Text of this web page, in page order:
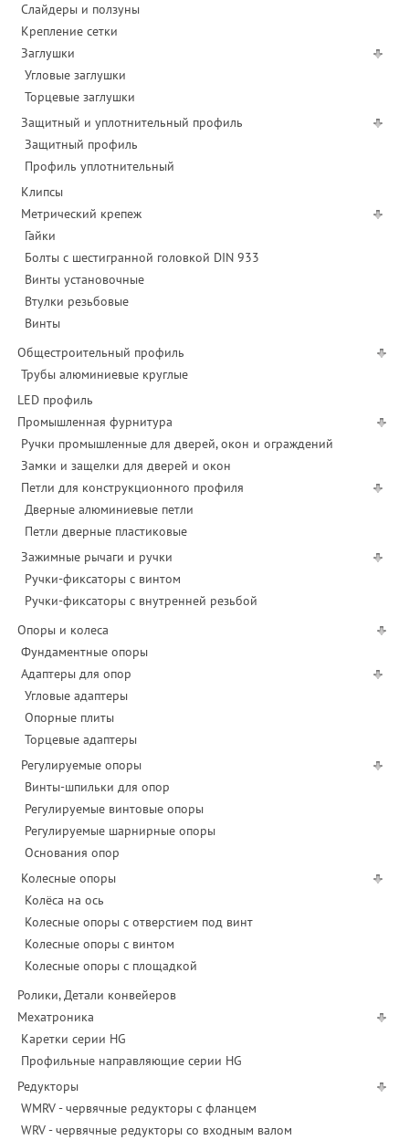
Слайдеры и ползуны
Крепление сетки
Заглушки
Угловые заглушки
Торцевые заглушки
Защитный и уплотнительный профиль
Защитный профиль
Профиль уплотнительный
Клипсы
Метрический крепеж
Гайки
Болты с шестигранной головкой DIN 933
Винты установочные
Втулки резьбовые
Винты
Общестроительный профиль
Трубы алюминиевые круглые
LED профиль
Промышленная фурнитура
Ручки промышленные для дверей, окон и ограждений
Замки и защелки для дверей и окон
Петли для конструкционного профиля
Дверные алюминиевые петли
Петли дверные пластиковые
Зажимные рычаги и ручки
Ручки-фиксаторы c винтом
Ручки-фиксаторы c внутренней резьбой
Опоры и колеса
Фундаментные опоры
Адаптеры для опор
Угловые адаптеры
Опорные плиты
Торцевые адаптеры
Регулируемые опоры
Винты-шпильки для опор
Регулируемые винтовые опоры
Регулируемые шарнирные опоры
Основания опор
Колесные опоры
Колёса на ось
Колесные опоры с отверстием под винт
Колесные опоры с винтом
Колесные опоры с площадкой
Ролики, Детали конвейеров
Мехатроника
Каретки серии HG
Профильные направляющие серии HG
Редукторы
WMRV - червячные редукторы с фланцем
WRV - червячные редукторы со входным валом